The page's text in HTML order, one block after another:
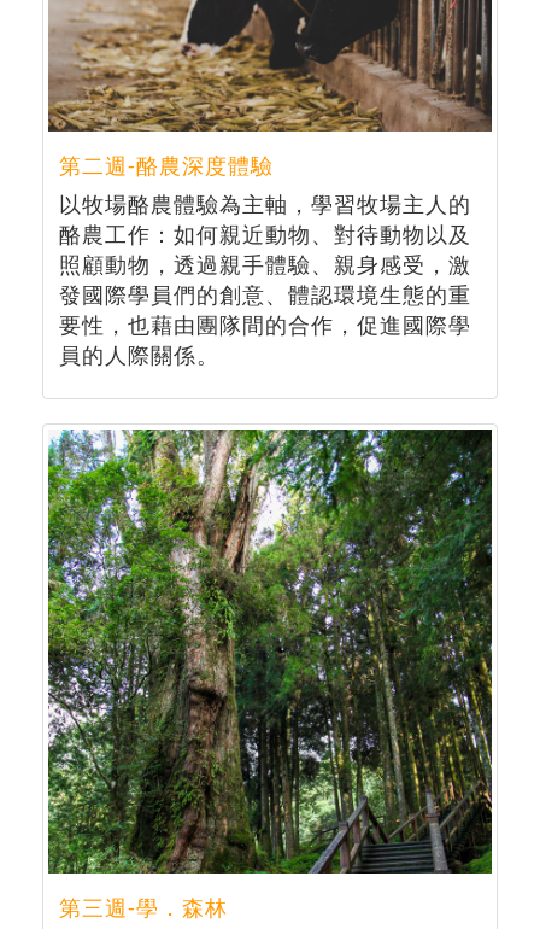
第二週-酪農深度體驗
以牧場酪農體驗為主軸，學習牧場主人的
酪農工作：如何親近動物、對待動物以及
照顧動物，透過親手體驗、親身感受，激
發國際學員們的創意、體認環境生態的重
要性，也藉由團隊間的合作，促進國際學
員的人際關係。
第三週-學．森林